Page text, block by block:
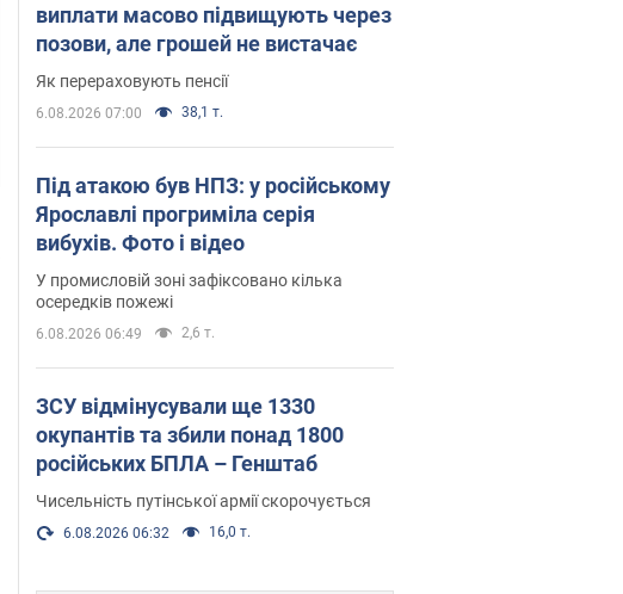
виплати масово підвищують через
позови, але грошей не вистачає
Як перераховують пенсії
6.08.2026 07:00 38,1 т.
Під атакою був НПЗ: у російському
Ярославлі прогриміла серія
вибухів. Фото і відео
У промисловій зоні зафіксовано кілька
осередків пожежі
6.08.2026 06:49 2,6 т.
ЗСУ відмінусували ще 1330
окупантів та збили понад 1800
російських БПЛА – Генштаб
Чисельність путінської армії скорочується
6.08.2026 06:32 16,0 т.